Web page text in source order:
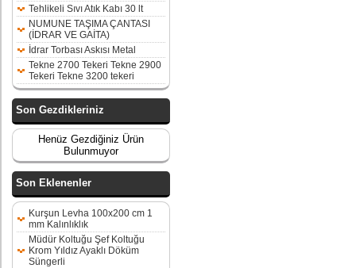
Tehlikeli Sıvı Atık Kabı 30 lt
NUMUNE TAŞIMA ÇANTASI
(İDRAR VE GAİTA)
İdrar Torbası Askısı Metal
Tekne 2700 Tekeri Tekne 2900
Tekeri Tekne 3200 tekeri
Son Gezdikleriniz
Henüz Gezdiğiniz Ürün
Bulunmuyor
Son Eklenenler
Kurşun Levha 100x200 cm 1
mm Kalınlıklık
Müdür Koltuğu Şef Koltuğu
Krom Yıldız Ayaklı Döküm
Süngerli